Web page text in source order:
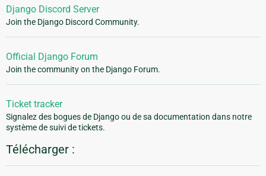
Django Discord Server
Join the Django Discord Community.
Official Django Forum
Join the community on the Django Forum.
Ticket tracker
Signalez des bogues de Django ou de sa documentation dans notre
système de suivi de tickets.
Télécharger :